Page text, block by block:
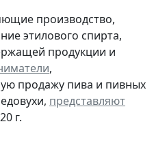
производство,
этилового спирта,
продукции и
,
продажу пива и пивных
представляют
г.